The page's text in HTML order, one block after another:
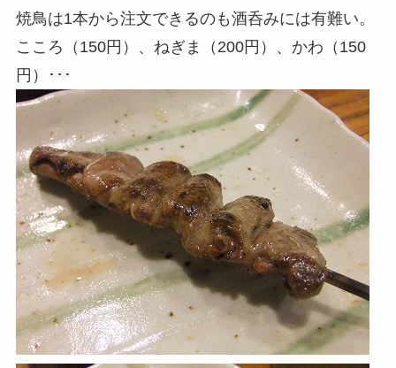
焼鳥は1本から注文できるのも酒呑みには有難い。
こころ（150円）、ねぎま（200円）、かわ（150
円）･･･